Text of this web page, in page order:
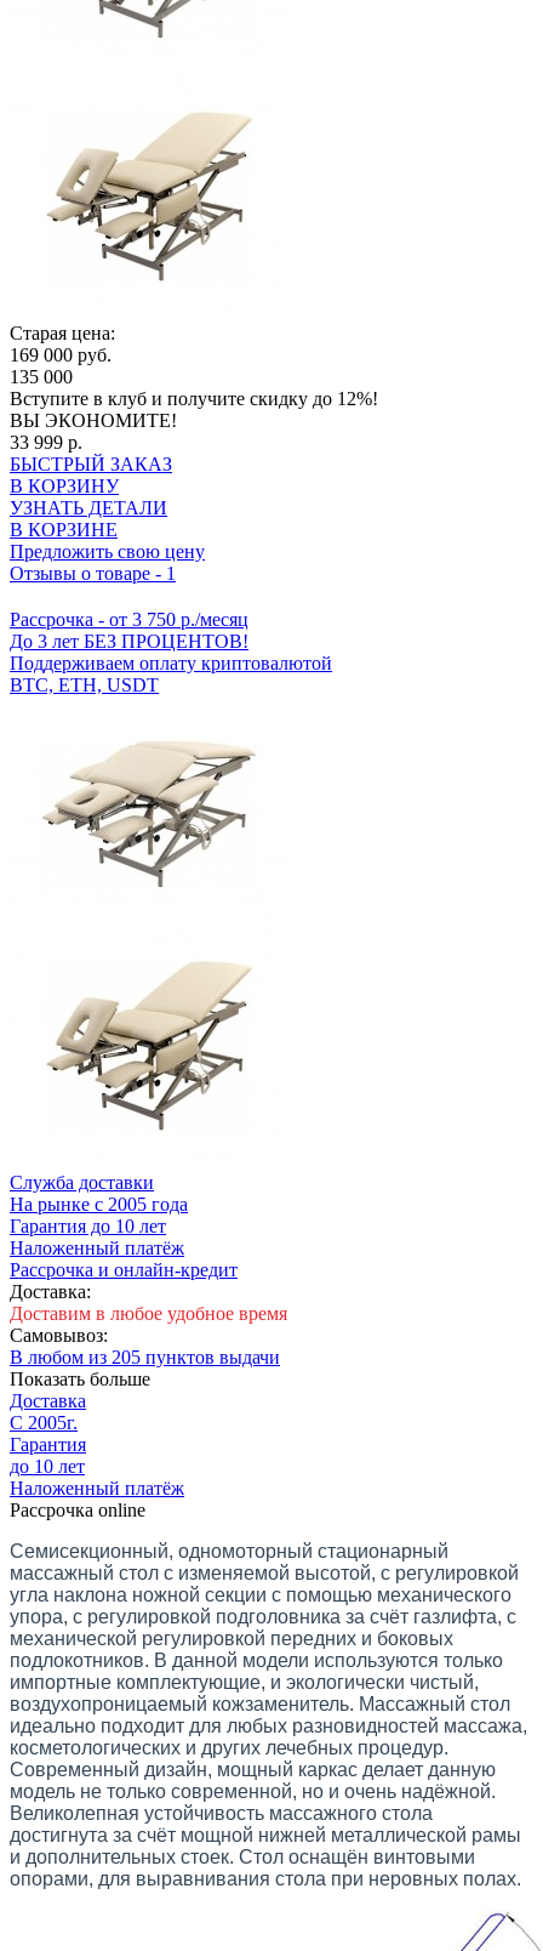
Старая цена:
169 000 руб.
135 000
Вступите в клуб и получите скидку до 12%!
ВЫ ЭКОНОМИТЕ!
33 999 р.
БЫСТРЫЙ ЗАКАЗ
В КОРЗИНУ
УЗНАТЬ ДЕТАЛИ
В КОРЗИНЕ
Предложить свою цену
Отзывы о товаре - 1
Рассрочка - от 3 750 р./месяц
До 3 лет БЕЗ ПРОЦЕНТОВ!
Поддерживаем оплату криптовалютой
BTC, ETH, USDT
Cлужба доставки
На рынке с 2005 года
Гарантия до 10 лет
Наложенный платёж
Рассрочка и онлайн-кредит
Доставка:
Доставим в любое удобное время
Самовывоз:
В любом из 205 пунктов выдачи
Показать больше
Доставка
С 2005г.
Гарантия
до 10 лет
Наложенный платёж
Рассрочка online
Семисекционный, одномоторный стационарный
массажный стол с изменяемой высотой, с регулировкой
угла наклона ножной секции с помощью механического
упора, с регулировкой подголовника за счёт газлифта, с
механической регулировкой передних и боковых
подлокотников. В данной модели используются только
импортные комплектующие, и экологически чистый,
воздухопроницаемый кожзаменитель. Массажный стол
идеально подходит для любых разновидностей массажа,
косметологических и других лечебных процедур.
Современный дизайн, мощный каркас делает данную
модель не только современной, но и очень надёжной.
Великолепная устойчивость массажного стола
достигнута за счёт мощной нижней металлической рамы
и дополнительных стоек. Стол оснащён винтовыми
опорами, для выравнивания стола при неровных полах.